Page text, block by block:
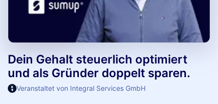
Dein Gehalt steuerlich optimiert
und als Gründer doppelt sparen.
Veranstaltet von Integral Services GmbH